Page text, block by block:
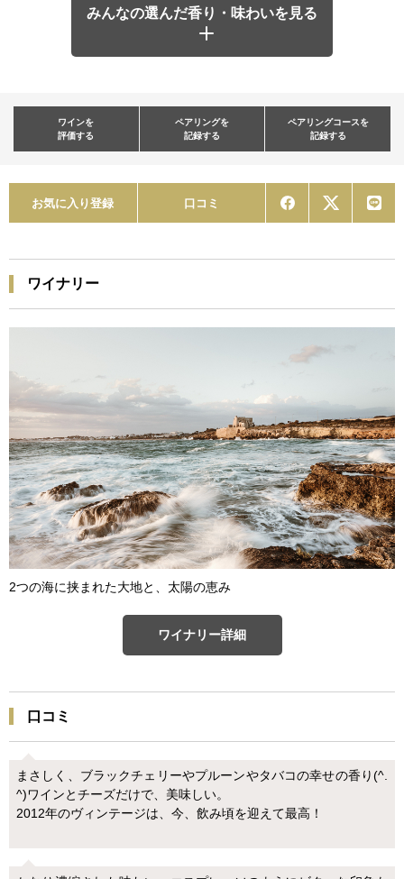
みんなの選んだ香り・味わいを見る
ワインを
評価する
ペアリングを
記録する
ペアリングコースを
記録する
お気に入り登録 口コミ
ワイナリー
2つの海に挟まれた大地と、太陽の恵み
ワイナリー詳細
口コミ
まさしく、ブラックチェリーやプルーンやタバコの幸せの香り(^.
^)ワインとチーズだけで、美味しい。
2012年のヴィンテージは、今、飲み頃を迎えて最高！